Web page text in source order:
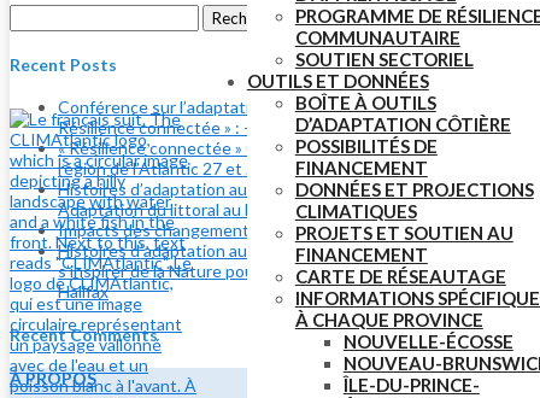
PROGRAMME DE
COMMUNAUTAIRE
SOUTIEN SECTORIEL
OUTILS ET DONNÉES
BOÎTE À OUTILS
D’ADAPTATION CÔTIÈRE
POSSIBILITÉS DE
FINANCEMENT
DONNÉES ET PROJECTIONS
CLIMATIQUES
PROJETS ET SOUTIEN AU
FINANCEMENT
CARTE DE RÉSEAUTAGE
INFORMATIONS
À CHAQUE PROVINCE
NOUVELLE-ÉCOSSE
NOUVEAU-
ÎLE-DU-PRINCE-
Recent Posts
Conférence sur l’adaptation dans la région de l’Atlantique «
Résilience connectée » : – Un gros merci!
« Résilience connectée » Conférence sur l’adaptation dans la
région de l’Atlantic 27 et 28 mai
Histoires d’adaptation aux changements climatiques :
Adaptation du littoral au lac Banook
Impacts des changements climatiques au Canada atlantique
Histoires d’adaptation aux changements climatiques :
s’inspirer de la Nature pour s’adapter à l’érosion côtière à
Halifax
Recent Comments
À PROPOS